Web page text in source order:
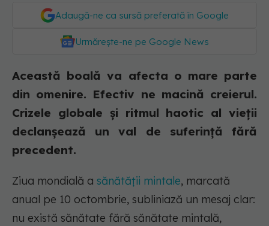
Adaugă-ne ca sursă preferată în Google
Urmărește-ne pe Google News
Această boală va afecta o mare parte
din omenire. Efectiv ne macină creierul.
Crizele globale și ritmul haotic al vieții
declanșează un val de suferință fără
precedent.
Ziua mondială a sănătății mintale, marcată
anual pe 10 octombrie, subliniază un mesaj clar:
nu există sănătate fără sănătate mintală,